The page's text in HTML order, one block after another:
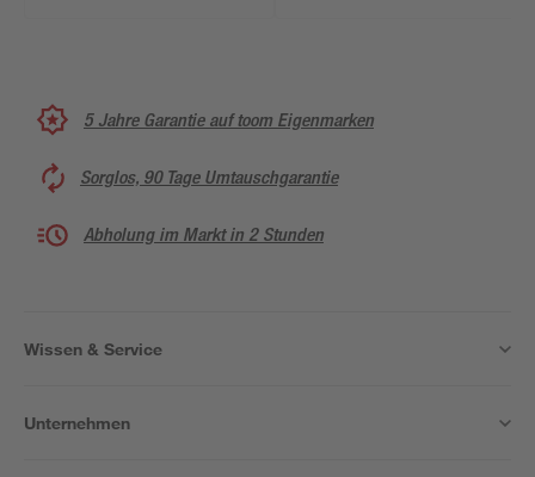
5 Jahre Garantie auf toom Eigenmarken
Sorglos, 90 Tage Umtauschgarantie
Abholung im Markt in 2 Stunden
Wissen & Service
Unternehmen